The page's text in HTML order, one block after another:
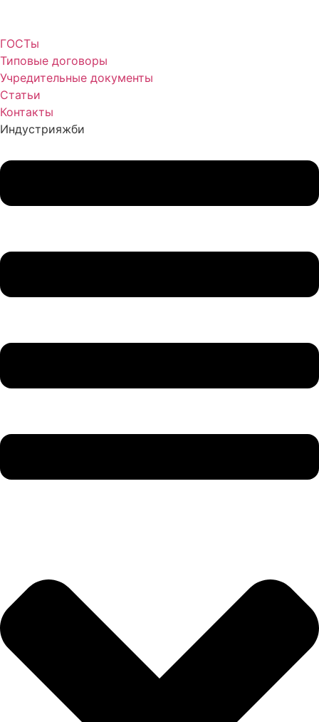
ГОСТы
Типовые договоры
Учредительные документы
Статьи
Контакты
Индустрияжби